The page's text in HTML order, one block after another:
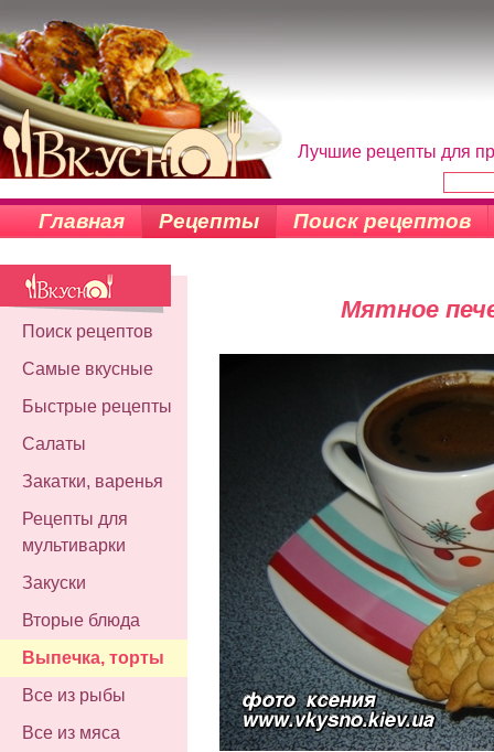
Лучшие рецепты для
Главная Рецепты Поиск рецептов
Поиск рецептов
Самые вкусные
Быстрые рецепты
Салаты
Закатки, варенья
Рецепты для
мультиварки
Закуски
Вторые блюда
Выпечка, торты
Все из рыбы
Все из мяса
Мятное